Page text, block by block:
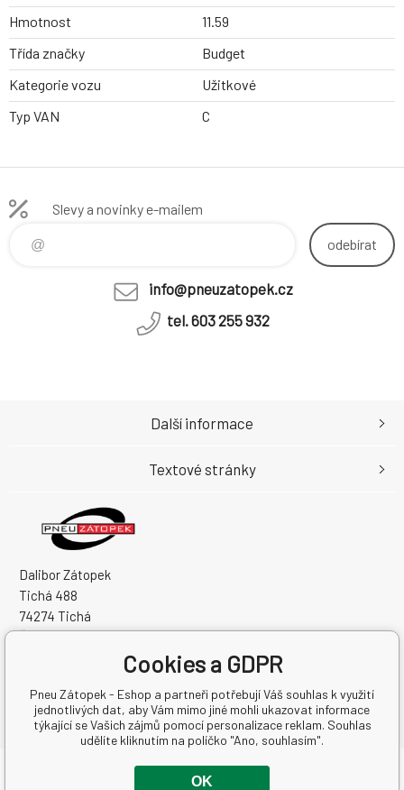
Hmotnost
11.59
Třída značky
Budget
Kategorie vozu
Užitkové
Typ VAN
C
Slevy a novinky e-mailem
odebírat
info@pneuzatopek.cz
tel. 603 255 932
Dalibor Zátopek
Tichá 488
74274 Tichá
Česká Republika
DIČ: CZ7504094994
Další informace
Textové stránky
Copyright © 2026 Dalibor Zátopek
Cookies a GDPR
Pneu Zátopek - Eshop a partneři potřebují Váš souhlas k využití
jednotlivých dat, aby Vám mimo jiné mohli ukazovat informace
týkající se Vašich zájmů pomocí personalizace reklam. Souhlas
udělíte kliknutím na políčko "Ano, souhlasím".
OK